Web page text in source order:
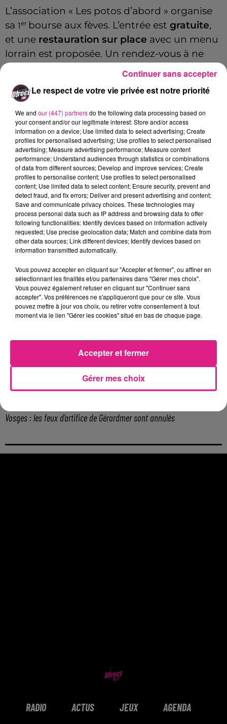
L’association « Les potos d’abord » organise
sa 1er bourse aux fèves. L’entrée est gratuite,
et une restauration sur place avec un menu
lorrain est proposée. Un rendez-vous à ne
pas manquer pour les passionnés !
Eddy Soyer, président de l'association « Les
Potos d'Abord », vous explique dans ce
podcast comment se déroulera cette
première édition.
Eddy Soyer, président de l'association Les Potos
d'Abord
FIL ACTUS
7 août 2026
Lorraine : une journée pas comme les autres au Parc animalier de...
6 août 2026
Metz : une distribution de lunette gratuite pour voir l’éclipse
5 août 2026
Casting de Woof : l'Euro-Métropole de Metz part à la recherche de...
4 août 2026
Officiel : le lac de Madine reporte son feu d’artifice
Eclipse Solaire du 12 août : où voir ce phénomène en Lorraine ?
Chalets de Noël solidaires : la ville de Metz lance un appel à...
Vosges : les feux d’artifice de Gérardmer sont annulés
RADIO ACTUS JEUX AGENDA
Le respect de votre vie privée est notre priorité
We and our (447) partnersdo the following data processing based on
your consent and/or our legitimate interest: Store and/or access
information on a device; Use limited data to select advertising; Create
profiles for personalised advertising; Use profiles to select personalised
advertising; Measure advertising performance; Measure content
performance; Understand audiences through statistics or combinations
of data from different sources; Develop and improve services; Create
profiles to personalise content; Use profiles to select personalised
content; Use limited data to select content; Ensure security, prevent and
detect fraud, and fix errors; Deliver and present advertising and content;
Save and communicate privacy choices. These technologies may
process personal data such as IP address and browsing data to offer
following functionalities: Identify devices based on information actively
requested; Use precise geolocation data; Match and combine data from
other data sources; Link different devices; Identify devices based on
information transmitted automatically.
Vous pouvez accepter en cliquant sur "Accepter et fermer", ou affiner en
sélectionnant les finalités et/ou partenaires dans "Gérer mes choix".
Vous pouvez également refuser en cliquant sur "Continuer sans
accepter". Vos préférences ne s'appliqueront que pour ce site. Vous
pouvez mettre à jour vos choix, ou retirer votre consentement à tout
moment via le lien "Gérer les cookies" situé en bas de chaque page.
Gérer mes choix
Accepter et fermer
Continuer sans accepter